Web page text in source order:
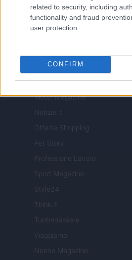
related to security, including
functionality and fraud
user protection.
CONFIRM
Casa Magazine
Food Blog
Milano Notizie
Motor Magazine
Notizie.it
Offerte Shopping
Pet Story
Professione Lavoro
Sport Magazine
Style24
Think.it
Tuobenessere
Viaggiamo
Nonne Magazine